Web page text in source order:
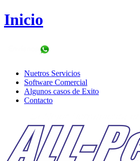
Inicio
Nuetros Servicios
Software Comercial
Algunos casos de Exito
Contacto